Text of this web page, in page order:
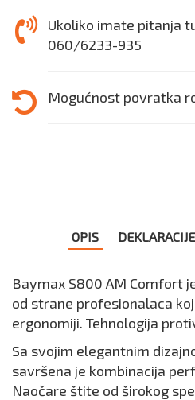
Ukoliko imate pitanja
060/6233-935
Mogućnost povratka
OPIS DEKLARACIJE
Baymax S800 AM Comfort
od strane profesionalaca
ergonomiji. Tehnologija
Sa svojim elegantnim
savršena je kombinacija
Naočare štite od širokog